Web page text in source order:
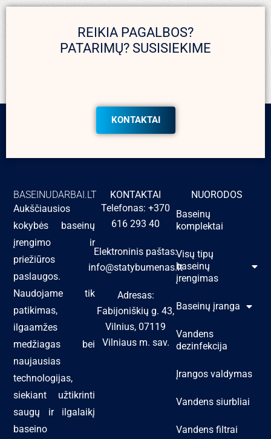
REIKIA PAGALBOS?
PATARIMŲ? SUSISIEKIME
KONTAKTAI
BASEINUDARBAI.LT
Aukščiausios
kokybės baseinų
įrengimo ir
priežiūros
paslaugos.
Naudojame tik
patikimas,
ilgaamžes
medžiagas bei
naujausias
technologijas,
siekiant užtikrinti
saugų ir ilgalaikį
baseino
KONTAKTAI
Telefonas: +370
616 293 40
Elektroninis paštas:
info@statybumenas.lt
Adresas:
Fabijoniškių g. 43,
Vilnius, 07119
Vilniaus m. sav.
NUORODOS
Baseinų
komplektai
Visų tipų
baseinų
įrengimas
Baseinų įranga
Vandens
dezinfekcija
Įrangos valdymas
Vandens siurbliai
Vandens filtrai